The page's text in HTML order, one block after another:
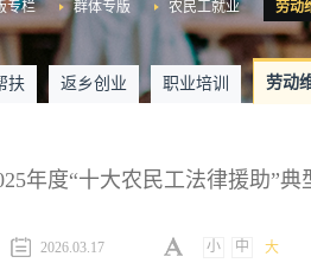
劳动
农民工就业
群体专版
专栏
扶 返乡创业 职业培训 劳动
年度“十大农民工法律援助”典
2026.03.17 小 中 大